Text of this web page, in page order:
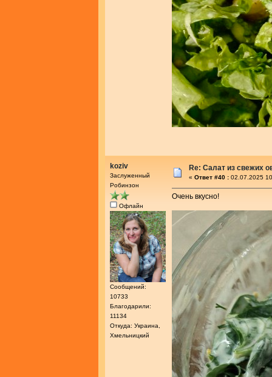
koziv
Заслуженный
Робинзон
Офлайн
Сообщений:
10733
Благодарили:
11134
Откуда: Украина,
Хмельницкий
Re: Салат из свежих
« Ответ #40 : 02.07.2025
Очень вкусно!